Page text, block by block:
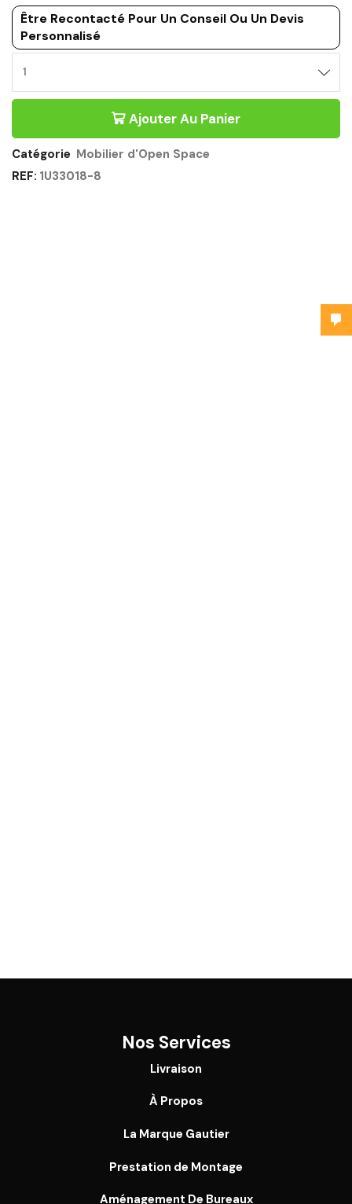
Être Recontacté Pour Un Conseil Ou Un Devis
Personnalisé
Ajouter Au Panier
Catégorie Mobilier d'Open Space
REF: 1U33018-8
Nos Services
Livraison
À Propos
La Marque Gautier
Prestation de Montage
Aménagement De Bureaux